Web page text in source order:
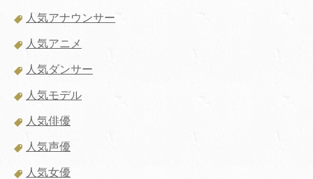
人気アナウンサー
人気アニメ
人気ダンサー
人気モデル
人気俳優
人気声優
人気女優